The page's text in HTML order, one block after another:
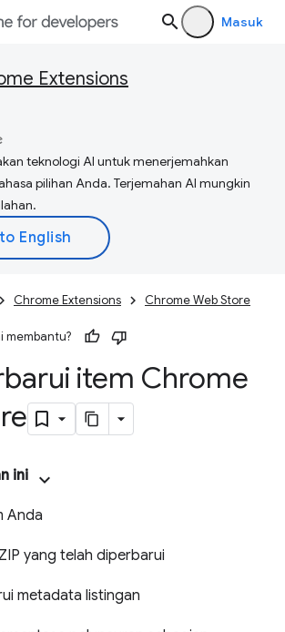
Masuk
Extensions
teknologi AI untuk menerjemahkan
pilihan Anda. Terjemahan AI mungkin
Chrome Extensions Chrome Web Store
membantu?
item Chrome
ini
Anda
yang telah diperbarui
metadata listingan